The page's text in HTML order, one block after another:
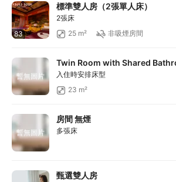
83
標準雙人房（2張單人床）
2張床
25 m²
非吸煙房間
暫無圖片
入住時安排床型
23 m²
暫無圖片
房間 無煙
多張床
甄選雙人房